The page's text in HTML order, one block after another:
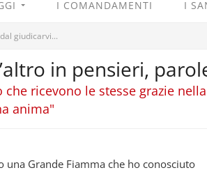
I COMANDAMENTI I
giudicarvi...
in pensieri,
ricevono le stesse grazie
anima"
una Grande Fiamma che ho conosciuto